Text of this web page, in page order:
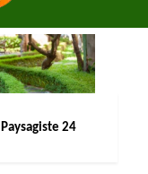
Paysagiste 24